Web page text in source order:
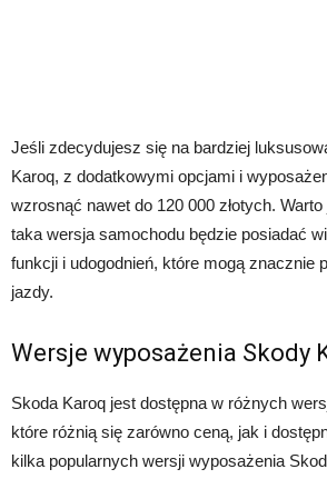
Jeśli zdecydujesz się na bardziej
Karoq, z dodatkowymi opcjami i
wzrosnąć nawet do 120 000 złotych.
taka wersja samochodu będzie posiadać
funkcji i udogodnień, które mogą znacznie
jazdy.
Wersje wyposażenia Skody
Skoda Karoq jest dostępna w różnych
które różnią się zarówno ceną, jak i
kilka popularnych wersji wyposażenia